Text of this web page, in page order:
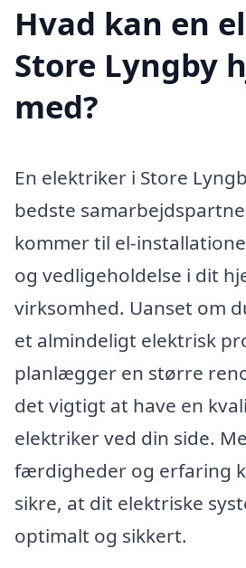
Hvad kan en
Store Lyngby
med?
En elektriker i Store
bedste
kommer til el-
og vedligeholdelse i dit
virksomhed. Uanset om
et almindeligt elektrisk
planlægger en større
det vigtigt at have en
elektriker ved din side.
færdigheder og erfaring
sikre, at dit elektriske
optimalt og sikkert.